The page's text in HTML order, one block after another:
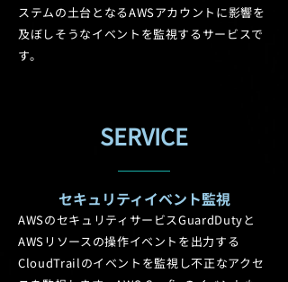
ステムの土台となるAWSアカウントに影響を
及ぼしそうなイベントを監視するサービスで
す。
SERVICE
セキュリティイベント監視
AWSのセキュリティサービスGuardDutyと
AWSリソースの操作イベントを出力する
CloudTrailのイベントを監視し不正なアクセ